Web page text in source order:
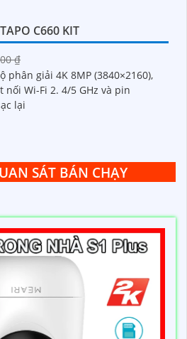
C660 KIT
₫
phân giải 4K 8MP (3840×2160),
nối Wi-Fi 2. 4/5 GHz và pin
lại
SÁT BÁN CHẠY